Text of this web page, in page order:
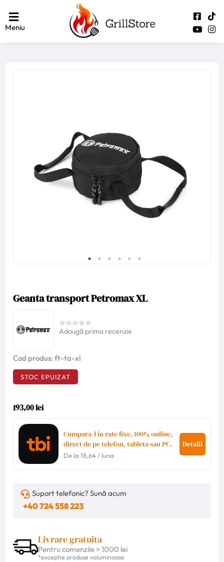
Meniu
Geanta transport Petromax XL
Adaugă prima recenzie
Cod produs: ft-ta-xl
STOC EPUIZAT
193,00 lei
Cumpara-l in rate fixe, 100% online,
direct de pe telefon, tableta sau PC.
De la18,64 / luna
Detalii
Suport telefonic? Sună acum
+40 724 558 223
Livrare gratuita
Pentru comenzile > 1000 lei
*excepție produse voluminoase